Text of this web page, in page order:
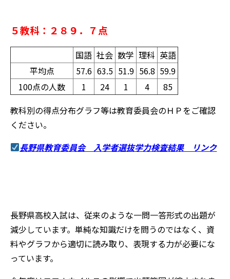
５教科：２８９．７点
国語 社会 数学 理科 英語
平均点
57.6 63.5 51.9 56.8 59.9
100点の人数
1 24 1 4
85
教科別の得点分布グラフ等は教育委員会のＨＰをご確認
ください。
長野県教育委員会 入学者選抜学力検査結果 リンク
長野県高校入試は、従来のような一問一答形式の出題が
減少しています。単純な知識だけを問うのではなく、資
料やグラフから適切に読み取り、表現する力が必要にな
っています。